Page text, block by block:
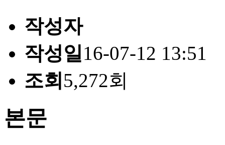
작성자
작성일16-07-12 13:51
조회5,272회
본문